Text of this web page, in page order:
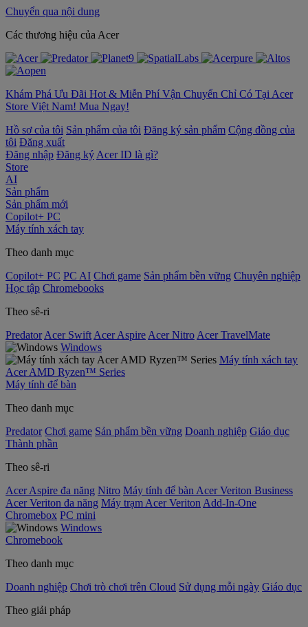
Chuyển qua nội dung
‌Các thương hiệu của Acer
Khám Phá Ưu Đãi Hot & Miễn Phí Vận Chuyển Chỉ Có Tại Acer
Store Việt Nam! Mua Ngay!
Hồ sơ của tôi Sản phẩm của tôi Đăng ký sản phẩm Cộng đồng của
tôi Đăng xuất
Đăng nhập Đăng ký Acer ID là gì?
Store
AI
Sản phẩm
Sản phẩm mới
Copilot+ PC
Máy tính xách tay
Theo danh mục
Copilot+ PC PC AI Chơi game Sản phẩm bền vững Chuyên nghiệp
Học tập Chromebooks
Theo sê-ri
Predator Acer Swift Acer Aspire Acer Nitro Acer TravelMate
Windows
Máy tính xách tay
Acer AMD Ryzen™ Series
Máy tính để bàn
Theo danh mục
Predator Chơi game Sản phẩm bền vững Doanh nghiệp Giáo dục
Thành phần
Theo sê-ri
Acer Aspire đa năng Nitro Máy tính để bàn Acer Veriton Business
Acer Veriton đa năng Máy trạm Acer Veriton Add-In-One
Chromebox PC mini
Windows
Chromebook
Theo danh mục
Doanh nghiệp Chơi trò chơi trên Cloud Sử dụng mỗi ngày Giáo dục
Theo giải pháp